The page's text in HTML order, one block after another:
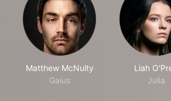
Matthew McNulty
Gaius
Liah
Julia